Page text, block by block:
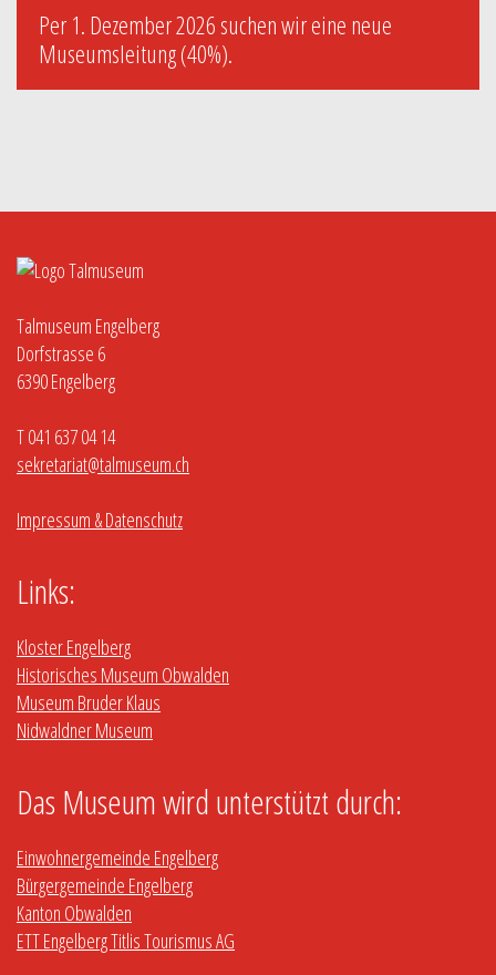
Per 1. Dezember 2026 suchen wir eine neue
Museumsleitung (40%).
Talmuseum Engelberg
Dorfstrasse 6
6390 Engelberg
T 041 637 04 14
sekretariat@talmuseum.ch
Impressum & Datenschutz
Links:
Kloster Engelberg
Historisches Museum Obwalden
Museum Bruder Klaus
Nidwaldner Museum
Das Museum wird unterstützt durch:
Einwohnergemeinde Engelberg
Bürgergemeinde Engelberg
Kanton Obwalden
ETT Engelberg Titlis Tourismus AG